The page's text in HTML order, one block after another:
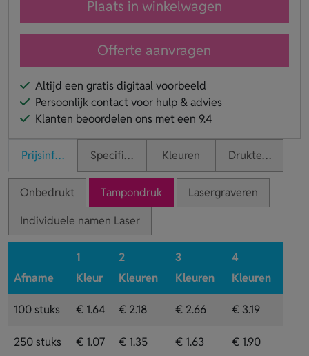
Plaats in winkelwagen
Offerte aanvragen
Altijd een gratis digitaal voorbeeld
Persoonlijk contact voor hulp & advies
Klanten beoordelen ons met een 9.4
PrijsinformatieSpecificaties Kleuren Druktechnieken
Onbedrukt Tampondruk
Lasergraveren
Individuele namen Laser
Afname
1
Kleur
2
Kleuren
3
Kleuren
4
Kleuren
100 stuks € 1.64 € 2.18 € 2.66 € 3.19
250 stuks € 1.07 € 1.35 € 1.63 € 1.90